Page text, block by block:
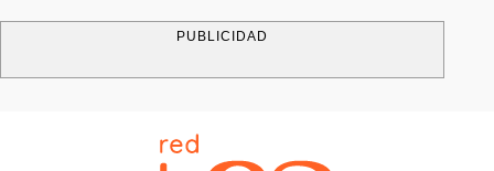
PUBLICIDAD